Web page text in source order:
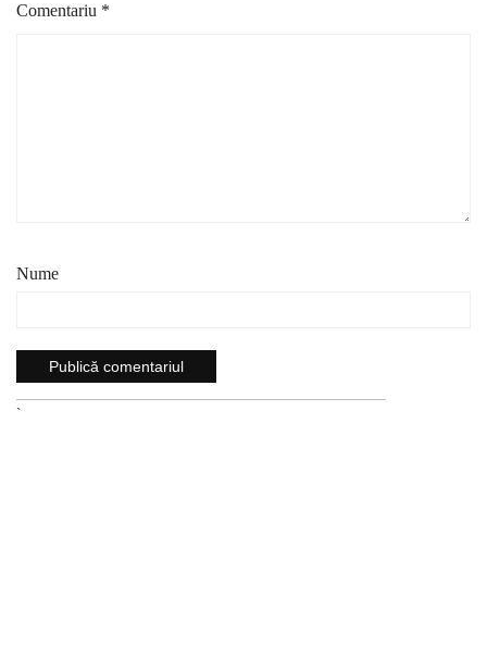
Comentariu *
Nume
`